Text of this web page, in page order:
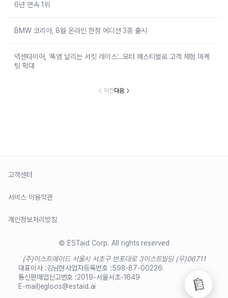
6년 연속 1위
BMW 코리아, 8월 온라인 한정 에디션 3종 출시
넥센타이어, ‘폭염 날리는 서킷 레이스’…모터 페스티벌로 고객 체험 마케
팅 확대
이전다음
고객센터
서비스 이용약관
개인정보처리방침
© ESTaid Corp. All rights reserved
(주)이스트에이드 서울시 서초구 반포대로 3이스트빌딩 (우)06711
대표이사 :김남현사업자등록번호 :598-87-00226
통신판매업신고번호 :2019-서울서초-1649
E-mail)egloos@estaid.ai